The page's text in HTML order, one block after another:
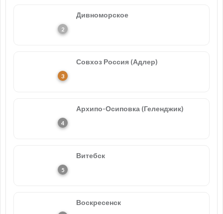
Дивноморское
Совхоз Россия (Адлер)
Архипо-Осиповка (Геленджик)
Витебск
Воскресенск